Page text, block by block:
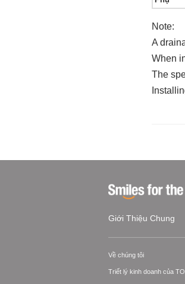
Note:
A
When
The
Giới Thiệu Chung
Về chúng tôi
Triết lý kinh doanh của